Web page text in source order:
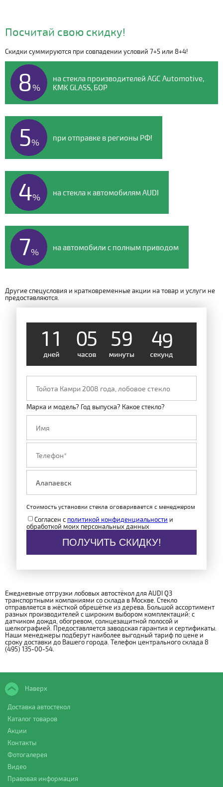
Видео о компании
Посчитай свою скидку!
Скидки суммируются при совпадении условий 7+5 или 8+4!
8%
на стекла производителей AGC Automotive,
KMK GLASS, БОР
5% при отправке в регионы РФ!
4% на стекла к автомобилям AUDI
7% на автомобили с полным приводом
Другие спецусловия и кратковременные акции на товар и услуги не
предоставляются.
1 1 05 59 48
Марка и модель? Год выпуска? Какое стекло?
Стоимость установки стекла оговаривается с менеджером
Согласен с политикой конфиденциальности и
обработкой моих персональных данных
ПОЛУЧИТЬ СКИДКУ!
Ежедневные отгрузки лобовых автостёкол для AUDI Q3
транспортными компаниями со склада в Москве. Стекло
отправляется в жёсткой обрешётке из дерева. Большой ассортимент
разных производителей с широким выбором комплектаций: с
датчиком дождя, обогревом, солнцезащитной полосой и
шелкографией. Предоставляется заводская гарантия и сертификаты.
Наши менеджеры подберут наиболее выгодный тариф по цене и
сроку доставки до Вашего города. Телефон центрального склада 8
(495) 135-00-54.
Наверх
Доставка автостекол
Каталог товаров
Акции
Контакты
Фотогалерея
Видео
Правовая информация